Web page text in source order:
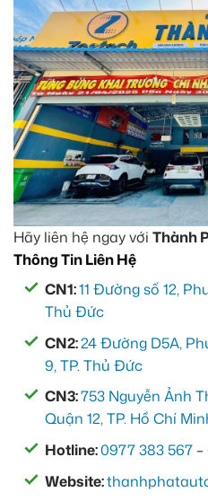
Hãy liên hệ ngay với Thành
Thông Tin Liên Hệ
CN1:11 Đường số 12,
Thủ Đức
CN2:24 Đường D5A,
9, TP. Thủ Đức
CN3:753 Nguyễn Ảnh
Quận 12, TP. Hồ Chí
Hotline:0977 383 567 –
Website: